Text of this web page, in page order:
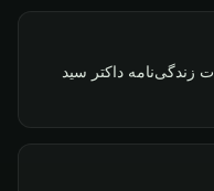
زندگی‌نامه داکتر سید